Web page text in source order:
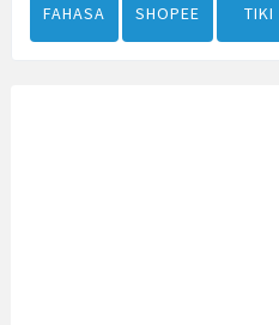
FAHASA SHOPEE TIKI